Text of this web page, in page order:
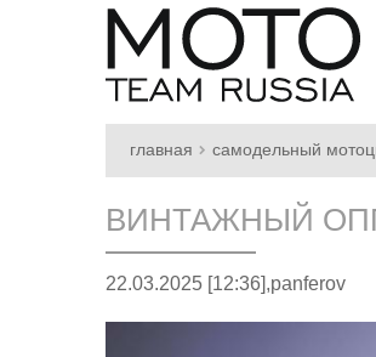
главная самодельный
ВИНТАЖНЫЙ
22.03.2025 [12:36],panferov